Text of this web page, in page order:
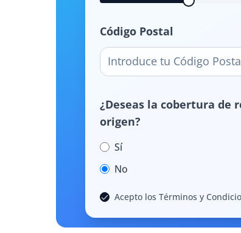
Código Postal
¿Deseas la cobertura de
origen?
Sí
No
Acepto los Términos y